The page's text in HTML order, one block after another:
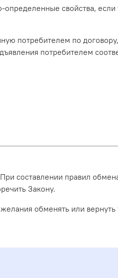
свойства,
потребителем по
потребителем
составлении правил
Закону.
обменять или